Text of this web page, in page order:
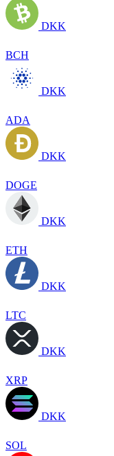
DKK
BCH
DKK
ADA
DKK
DOGE
DKK
ETH
DKK
LTC
DKK
XRP
DKK
SOL